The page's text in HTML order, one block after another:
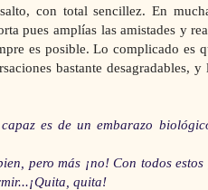
con total sencillez. En
pues amplías las amistades y
es posible. Lo complicado es
bastante desagradables,
es de un embarazo
pero más ¡no! Con todos estos
quita!